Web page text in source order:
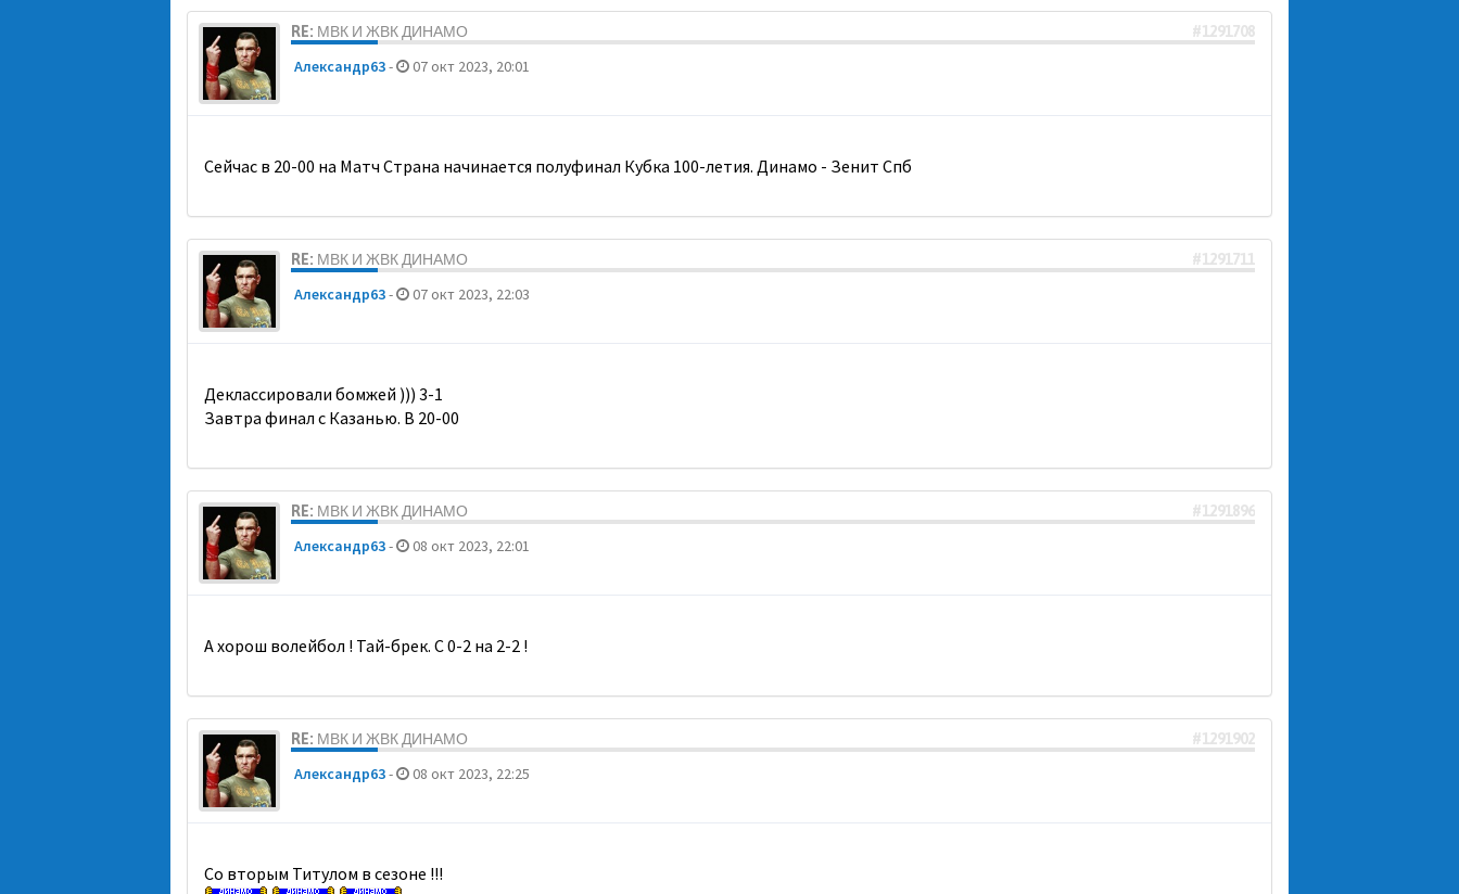
RE: МВК И ЖВК ДИНАМО #1291708
Александр63- 07 окт 2023, 20:01
Сейчас в 20-00 на Матч Страна начинается полуфинал Кубка 100-летия. Динамо - Зенит Спб
RE: МВК И ЖВК ДИНАМО #1291711
Александр63- 07 окт 2023, 22:03
Деклассировали бомжей ))) 3-1
Завтра финал с Казанью. В 20-00
RE: МВК И ЖВК ДИНАМО #1291896
Александр63- 08 окт 2023, 22:01
А хорош волейбол ! Тай-брек. С 0-2 на 2-2 !
RE: МВК И ЖВК ДИНАМО #1291902
Александр63- 08 окт 2023, 22:25
Со вторым Титулом в сезоне !!!